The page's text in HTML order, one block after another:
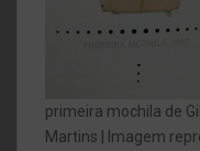
primeira mochila de
Martins | Imagem